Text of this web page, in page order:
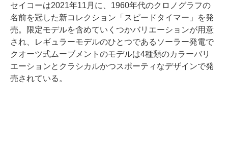
セイコーは2021年11月に、1960年代のクロノグラフの
名前を冠した新コレクション「スピードタイマー」を発
売。限定モデルを含めていくつかバリエーションが用意
され、レギュラーモデルのひとつであるソーラー発電で
クオーツ式ムーブメントのモデルは4種類のカラーバリ
エーションとクラシカルかつスポーティなデザインで発
売されている。